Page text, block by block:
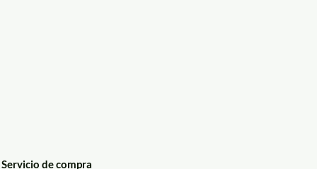
Servicio de compra